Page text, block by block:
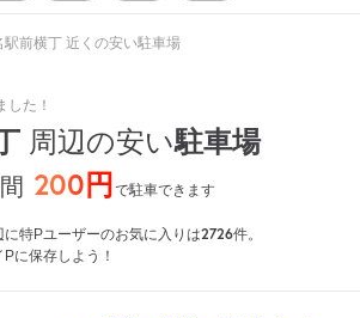
駅前横丁 近くの安い駐車場
した！
周辺の安い駐車場
200円で駐車できます
特Pユーザーのお気に入りは2726件。
に保存しよう！